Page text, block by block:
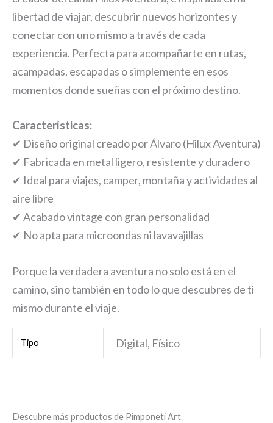
libertad de viajar, descubrir nuevos horizontes y
conectar con uno mismo a través de cada
experiencia. Perfecta para acompañarte en rutas,
acampadas, escapadas o simplemente en esos
momentos donde sueñas con el próximo destino.
Características:
✔ Diseño original creado por Álvaro (Hilux Aventura)
✔ Fabricada en metal ligero, resistente y duradero
✔ Ideal para viajes, camper, montaña y actividades al
aire libre
✔ Acabado vintage con gran personalidad
✔ No apta para microondas ni lavavajillas
Porque la verdadera aventura no solo está en el
camino, sino también en todo lo que descubres de ti
mismo durante el viaje.
Tipo Digital, Físico
Descubre más productos de Pimponeti Art